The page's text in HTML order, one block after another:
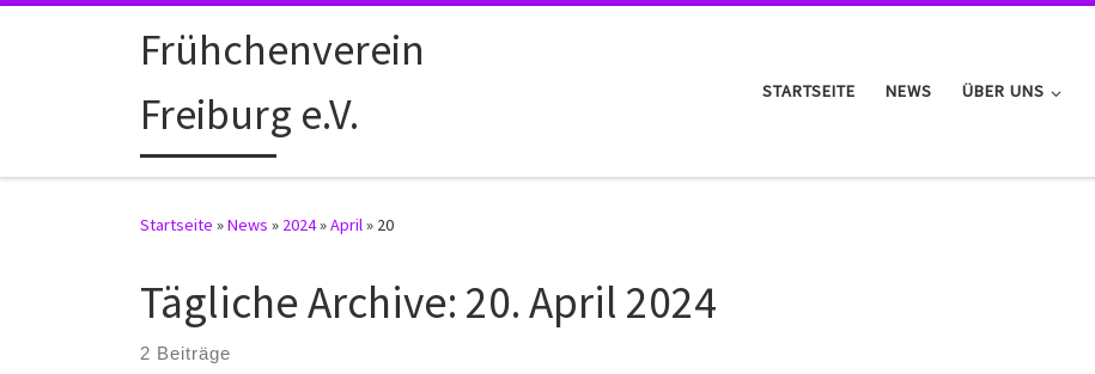
Zum Inhalt springenFrühchenverein
Freiburg e.V.
STARTSEITE NEWS ÜBER UNS
Startseite »News » 2024»April» 20
Tägliche Archive: 20. April 2024
2 Beiträge